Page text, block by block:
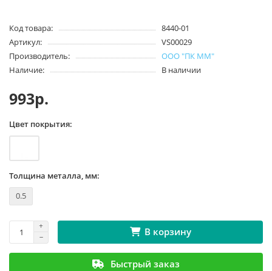
Код товара:
8440-01
Артикул:
VS00029
Производитель:
ООО "ПК ММ"
Наличие:
В наличии
993р.
Цвет покрытия:
Толщина металла, мм:
0.5
В корзину
Быстрый заказ